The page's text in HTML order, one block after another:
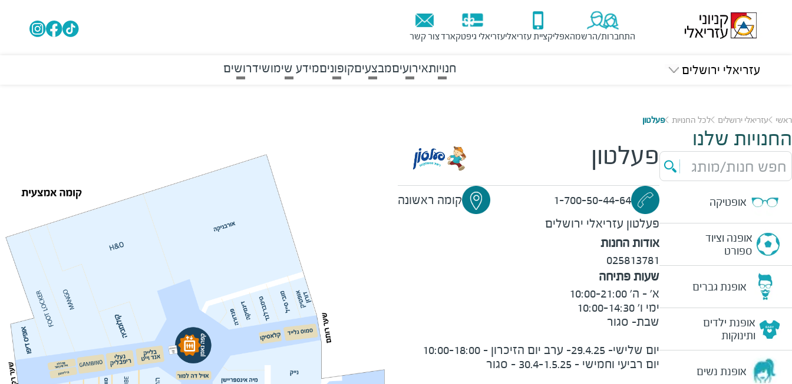
התחברות/הרשמהאפליקציית עזריאליעזריאלי גיפטקארדצור קשר
עזריאלי ירושלים חנויותאירועיםמבצעיםקופוניםמידע שימושידרושים
ראשי עזריאלי ירושלים לכל החנויות פעלטון
החנויות שלנו
חפש חנות/מותג
אופטיקה
אופנה וציוד
ספורט
אופנת גברים
אופנת ילדים
ותינוקות
אופנת נשים
פעלטון
1-700-50-44-64
קומה ראשונה
פעלטון עזריאלי ירושלים
אודות החנות
025813781
שעות פתיחה